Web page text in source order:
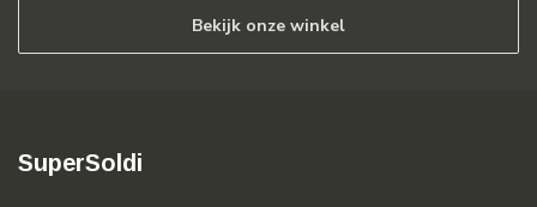
Bekijk onze winkel
SuperSoldi